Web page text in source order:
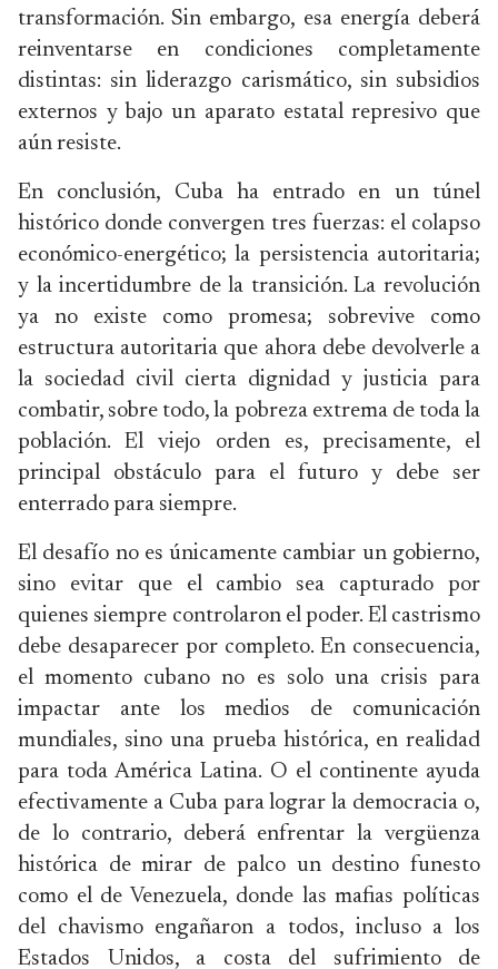
transformación. Sin embargo, esa energía deberá
reinventarse en condiciones completamente
distintas: sin liderazgo carismático, sin subsidios
externos y bajo un aparato estatal represivo que
aún resiste.
En conclusión, Cuba ha entrado en un túnel
histórico donde convergen tres fuerzas: el colapso
económico-energético; la persistencia autoritaria;
y la incertidumbre de la transición. La revolución
ya no existe como promesa; sobrevive como
estructura autoritaria que ahora debe devolverle a
la sociedad civil cierta dignidad y justicia para
combatir, sobre todo, la pobreza extrema de toda la
población. El viejo orden es, precisamente, el
principal obstáculo para el futuro y debe ser
enterrado para siempre.
El desafío no es únicamente cambiar un gobierno,
sino evitar que el cambio sea capturado por
quienes siempre controlaron el poder. El castrismo
debe desaparecer por completo. En consecuencia,
el momento cubano no es solo una crisis para
impactar ante los medios de comunicación
mundiales, sino una prueba histórica, en realidad
para toda América Latina. O el continente ayuda
efectivamente a Cuba para lograr la democracia o,
de lo contrario, deberá enfrentar la vergüenza
histórica de mirar de palco un destino funesto
como el de Venezuela, donde las mafias políticas
del chavismo engañaron a todos, incluso a los
Estados Unidos, a costa del sufrimiento de